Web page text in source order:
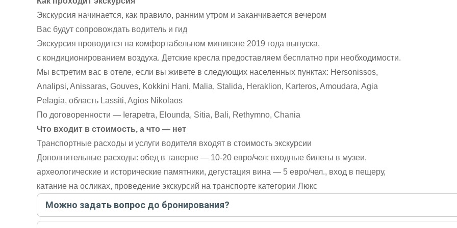
Экскурсия начинается, как правило, ранним утром и заканчивается вечером
Вас будут сопровождать водитель и гид
Экскурсия проводится на комфортабельном минивэне 2019 года выпуска,
с кондиционированием воздуха. Детские кресла предоставляем бесплатно при необходимости.
Мы встретим вас в отеле, если вы живете в следующих населенных пунктах: Hersonissos,
Analipsi, Anissaras, Gouves, Kokkini Hani, Malia, Stalida, Heraklion, Karteros, Amoudara, Agia
Pelagia, область Lassiti, Agios Nikolaos
По договоренности — Ierapetra, Elounda, Sitia, Bali, Rethymno, Chania
Что входит в стоимость, а что — нет
Транспортные расходы и услуги водителя входят в стоимость экскурсии
Дополнительные расходы: обед в таверне — 10-20 евро/чел; входные билеты в музеи,
археологические и исторические памятники, дегустация вина — 5 евро/чел., вход в пещеру,
катание на осликах, проведение экскурсий на транспорте категории Люкс
Можно задать вопрос до бронирования?
Достаточно перейти по ссылке «Задать вопрос» и написать гиду. Платить при этом не нужно. Сначала согласуйте с